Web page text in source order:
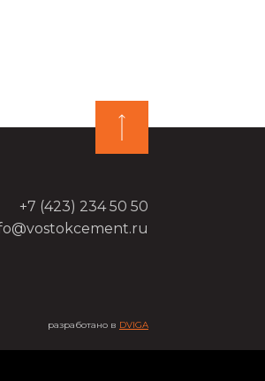
+7 (423) 234 50 50
разработано в DVIGA